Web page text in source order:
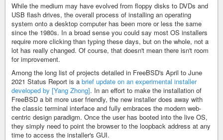
While the medium may have evolved from floppy disks to DVDs and
USB flash drives, the overall process of installing an operating
system onto a desktop computer has been more or less the same
since the 1980s. In a broad sense you could say most OS installers
require more clicking than typing these days, but on the whole, not a
lot has really changed. Of course, that doesn't mean there isn't room
for improvement.
Among the long list of projects detailed in FreeBSD's April to June
2021 Status Report is a brief update on an experimental installer
developed by [Yang Zhong]. In an effort to make the installation of
FreeBSD a bit more user friendly, the new installer does away with
the classic terminal interface and fully embraces the modern web-
centric design paradigm. Once the user has booted into the live OS,
they simply need to point the browser to the loopback address at any
time to access the installer's GUI.